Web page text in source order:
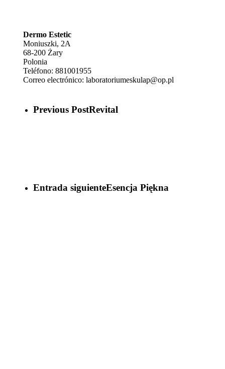
Dermo Estetic
Moniuszki, 2A
68-200 Żary
Polonia
Teléfono: 881001955
Correo electrónico: laboratoriumeskulap@op.pl
Previous PostRevital
Entrada siguienteEsencja Piękna